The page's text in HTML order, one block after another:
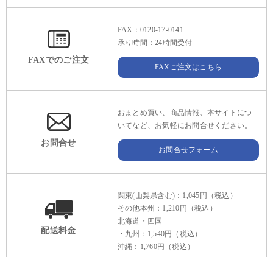
FAXでのご注文
FAX：0120-17-0141
承り時間：24時間受付
FAXご注文はこちら
お問合せ
おまとめ買い、商品情報、本サイトにつ
いてなど、お気軽にお問合せください。
お問合せフォーム
配送料金
関東(山梨県含む)：1,045円（税込）
その他本州：1,210円（税込）
北海道・四国
・九州：1,540円（税込）
沖縄：1,760円（税込）